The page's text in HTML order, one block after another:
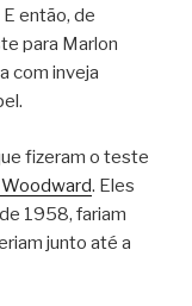
então, de
para Marlon
com inveja
fizeram o teste
. Eles
1958, fariam
junto até a